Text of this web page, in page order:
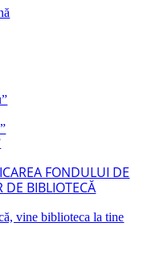
FONDULUI DE
DE BIBLIOTECĂ
vine biblioteca la tine